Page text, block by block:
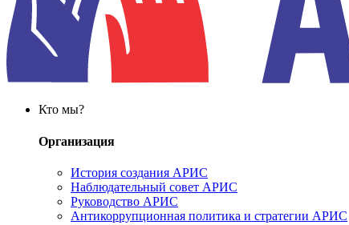
Кто мы?
Организация
История создания АРИС
Наблюдательный совет АРИС
Руководство АРИС
Антикоррупционная политика и стратегии АРИС